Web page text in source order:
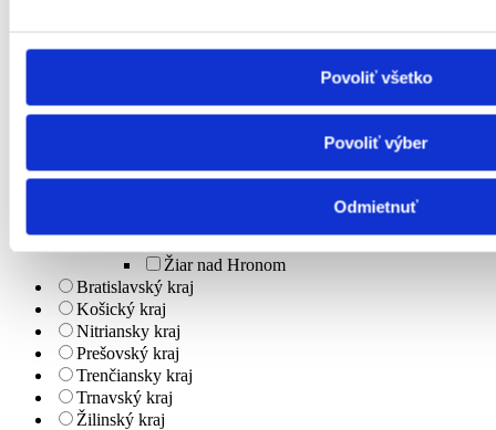
Povoliť všetko
Povoliť výber
Odmietnuť
Poltár
Veľký Krtíš
Žiar nad Hronom
Bratislavský kraj
Košický kraj
Nitriansky kraj
Prešovský kraj
Trenčiansky kraj
Trnavský kraj
Žilinský kraj